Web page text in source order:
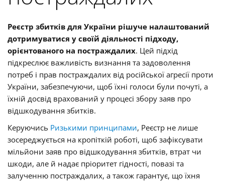
Реєстр збитків для України рішуче налаштований
дотримуватися у своїй діяльності підходу,
орієнтованого на постраждалих. Цей підхід
підкреслює важливість визнання та задоволення
потреб і прав постраждалих від російської агресії проти
України, забезпечуючи, щоб їхні голоси були почуті, а
їхній досвід врахований у процесі збору заяв про
відшкодування збитків.
Керуючись Ризькими принципами, Реєстр не лише
зосереджується на кропіткій роботі, щоб зафіксувати
мільйони заяв про відшкодування збитків, втрат чи
шкоди, але й надає пріоритет гідності, повазі та
залученню постраждалих, а також гарантує, що їхня